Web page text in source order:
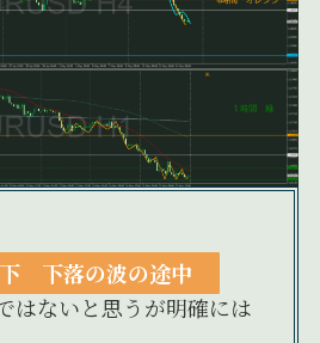
下 下落の波の途中
はないと思うが明確には